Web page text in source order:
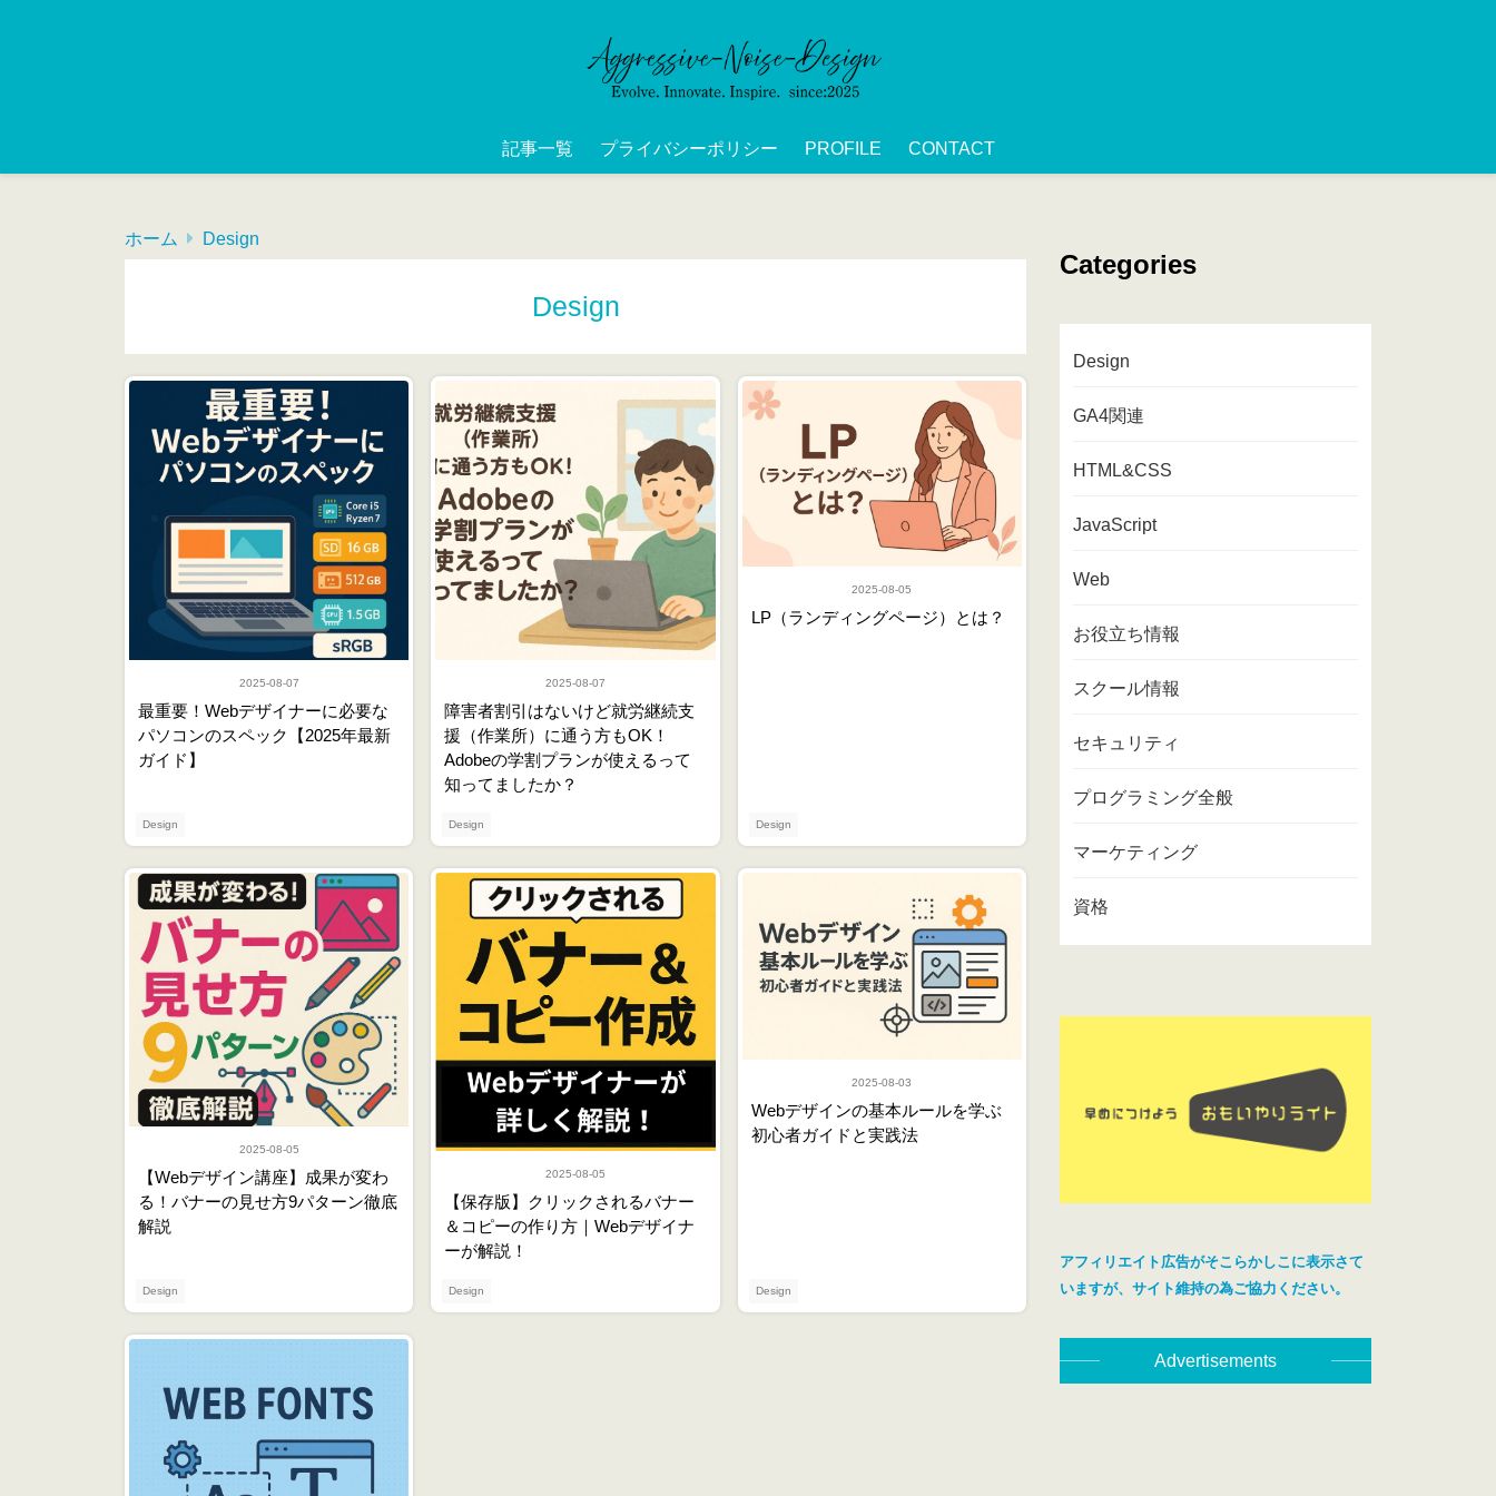
記事一覧 プライバシーポリシー PROFILE CONTACT
ホーム Design
Design
Design
2025-08-07
最重要！Webデザイナーに必要な
パソコンのスペック【2025年最新
ガイド】
Design
2025-08-07
障害者割引はないけど就労継続支
援（作業所）に通う方もOK！
Adobeの学割プランが使えるって
知ってましたか？
Design
2025-08-05
LP（ランディングページ）とは？
Design
2025-08-05
【Webデザイン講座】成果が変わ
る！バナーの見せ方9パターン徹底
解説
Design
2025-08-05
【保存版】クリックされるバナー
＆コピーの作り方｜Webデザイナ
ーが解説！
Design
2025-08-03
Webデザインの基本ルールを学ぶ
初心者ガイドと実践法
Categories
Design
GA4関連
HTML&CSS
JavaScript
Web
お役立ち情報
スクール情報
セキュリティ
プログラミング全般
マーケティング
資格
アフィリエイト広告がそこらかしこに表示さて
いますが、サイト維持の為ご協力ください。
Advertisements